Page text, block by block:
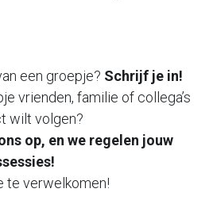
een groepje? Schrijf je in!
vrienden, familie of collega’s
wilt volgen?
op, en we regelen jouw
te verwelkomen!